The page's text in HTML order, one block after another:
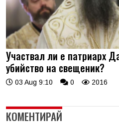
Участвал ли е патриарх
убийство на свещеник?
03 Aug 9:10 0 2016
КОМЕНТИРАЙ